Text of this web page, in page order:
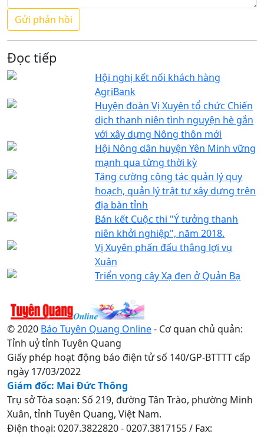
Đọc tiếp
Hội nghị kết nối khách hàng
AgriBank
Huyện đoàn Vị Xuyên tổ chức Chiến
dịch thanh niên tình nguyện hè gắn
với xây dựng Nông thôn mới
Hội Nông dân huyện Yên Minh vững
mạnh qua từng thời kỳ
Tăng cường công tác quản lý quy
hoạch, quản lý trật tự xây dựng trên
địa bàn tỉnh
Bán kết Cuộc thi "Ý tưởng thanh
niên khởi nghiệp", năm 2018.
Vị Xuyên phấn đấu thắng lợi vụ
Xuân
Triển vọng cây Xạ đen ở Quản Bạ
© 2020 Báo Tuyên Quang Online- Cơ quan chủ quản:
Tỉnh uỷ tỉnh Tuyên Quang
Giấy phép hoạt động báo điện tử số 140/GP-BTTTT cấp
ngày 17/03/2022
Giám đốc: Mai Đức Thông
Trụ sở Tòa soạn: Số 219, đường Tân Trào, phường Minh
Xuân, tỉnh Tuyên Quang, Việt Nam.
Điện thoại: 0207.3822820 - 0207.3817155 / Fax: